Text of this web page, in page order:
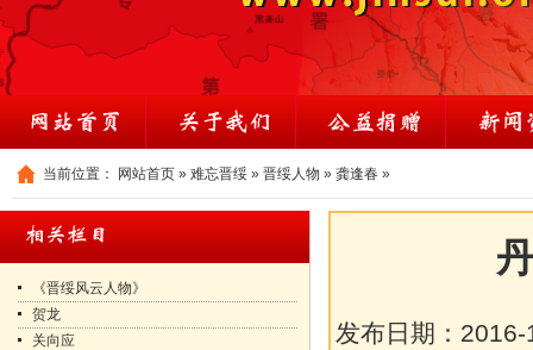
当前位置： 网站首页 » 难忘晋绥 » 晋绥人物 » 龚逢春 »
《晋绥风云人物》
贺龙
关向应
发布日期： 2016-